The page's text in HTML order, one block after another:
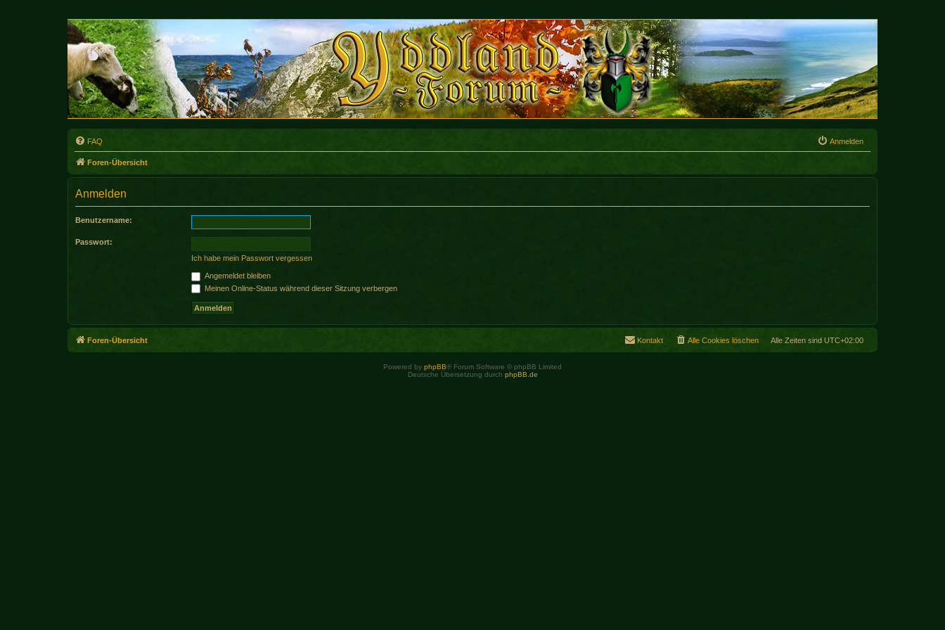
FAQ Anmelden
Foren-Übersicht
Anmelden
Benutzername:
Passwort:
Ich habe mein Passwort vergessen
Angemeldet bleiben
Meinen Online-Status während dieser Sitzung verbergen
Foren-Übersicht Alle Zeiten sind UTC+02:00
Alle Cookies löschen
Kontakt
Powered by phpBB® Forum Software © phpBB Limited
Deutsche Übersetzung durch phpBB.de